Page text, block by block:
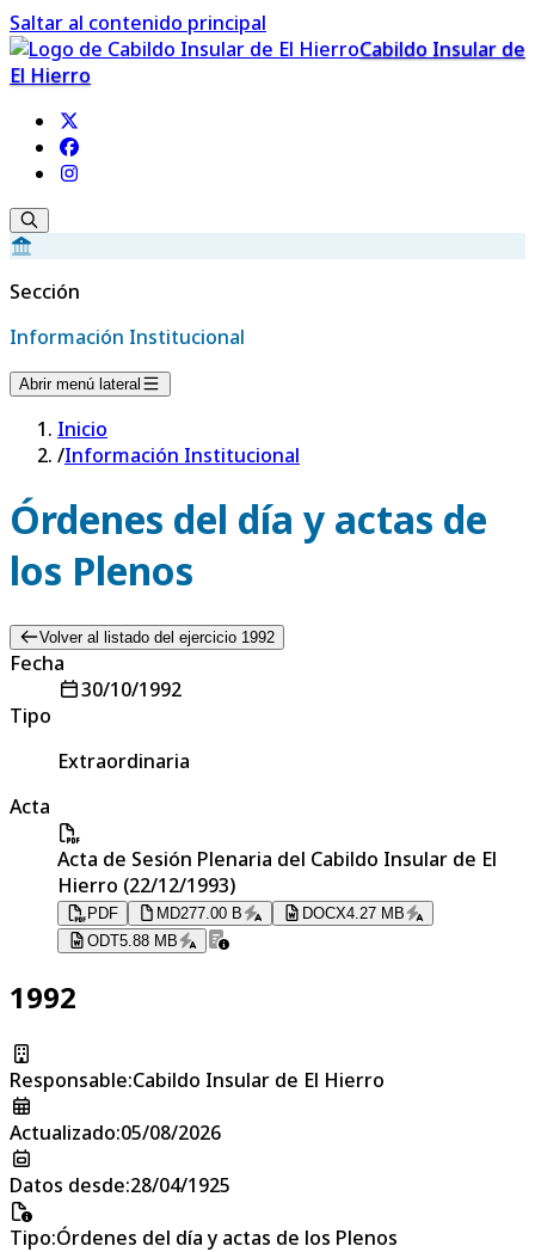
Saltar al contenido principal
Cabildo Insular de
El Hierro
Sección
Información Institucional
Abrir menú lateral
Inicio
/Información Institucional
Órdenes del día y actas de
los Plenos
Volver al listado del ejercicio 1992
Fecha
30/10/1992
Tipo
Extraordinaria
Acta
Acta de Sesión Plenaria del Cabildo Insular de El
Hierro (22/12/1993)
PDF MD277.00 B DOCX4.27 MB
ODT5.88 MB
1992
Responsable:Cabildo Insular de El Hierro
Actualizado:05/08/2026
Datos desde:28/04/1925
Tipo:Órdenes del día y actas de los Plenos